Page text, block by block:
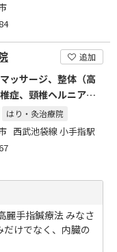
追加
ッサージ、整体（高
症、頸椎ヘルニア）
はり・灸治療院
西武池袋線 小手指駅
麗手指鍼療法 みなさ
けでなく、内臓の